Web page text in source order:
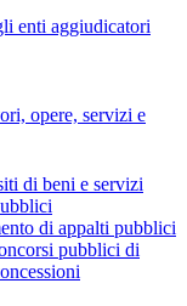
enti aggiudicatori
opere, servizi e
di beni e servizi
di appalti pubblici
pubblici di